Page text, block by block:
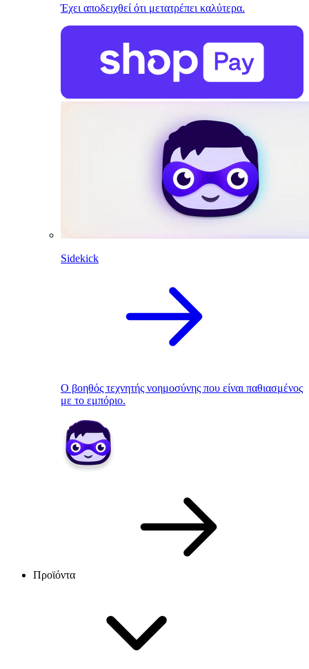
Έχει αποδειχθεί ότι μετατρέπει καλύτερα.
Sidekick
Ο βοηθός τεχνητής νοημοσύνης που είναι παθιασμένος
με το εμπόριο.
Προϊόντα